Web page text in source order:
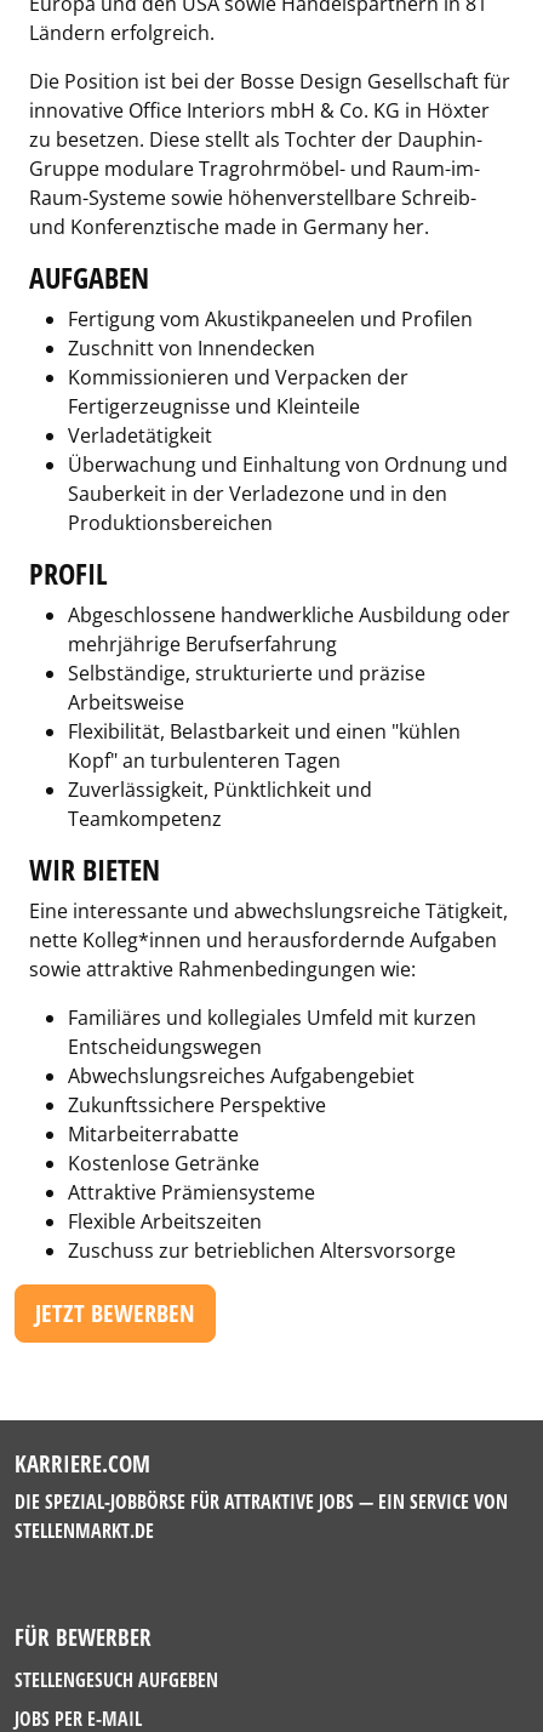
Ländern erfolgreich.
Die Position ist bei der Bosse Design Gesellschaft für
innovative Office Interiors mbH & Co. KG in Höxter
zu besetzen. Diese stellt als Tochter der Dauphin-
Gruppe modulare Tragrohrmöbel- und Raum-im-
Raum-Systeme sowie höhenverstellbare Schreib-
und Konferenztische made in Germany her.
AUFGABEN
Fertigung vom Akustikpaneelen und Profilen
Zuschnitt von Innendecken
Kommissionieren und Verpacken der
Fertigerzeugnisse und Kleinteile
Verladetätigkeit
Überwachung und Einhaltung von Ordnung und
Sauberkeit in der Verladezone und in den
Produktionsbereichen
PROFIL
Abgeschlossene handwerkliche Ausbildung oder
mehrjährige Berufserfahrung
Selbständige, strukturierte und präzise
Arbeitsweise
Flexibilität, Belastbarkeit und einen "kühlen
Kopf" an turbulenteren Tagen
Zuverlässigkeit, Pünktlichkeit und
Teamkompetenz
WIR BIETEN
Eine interessante und abwechslungsreiche Tätigkeit,
nette Kolleg*innen und herausfordernde Aufgaben
sowie attraktive Rahmenbedingungen wie:
Familiäres und kollegiales Umfeld mit kurzen
Entscheidungswegen
Abwechslungsreiches Aufgabengebiet
Zukunftssichere Perspektive
Mitarbeiterrabatte
Kostenlose Getränke
Attraktive Prämiensysteme
Flexible Arbeitszeiten
Zuschuss zur betrieblichen Altersvorsorge
JETZT BEWERBEN
KARRIERE.COM
DIE SPEZIAL-JOBBÖRSE FÜR ATTRAKTIVE JOBS — EIN SERVICE VON
STELLENMARKT.DE
FÜR BEWERBER
STELLENGESUCH AUFGEBEN
JOBS PER E-MAIL